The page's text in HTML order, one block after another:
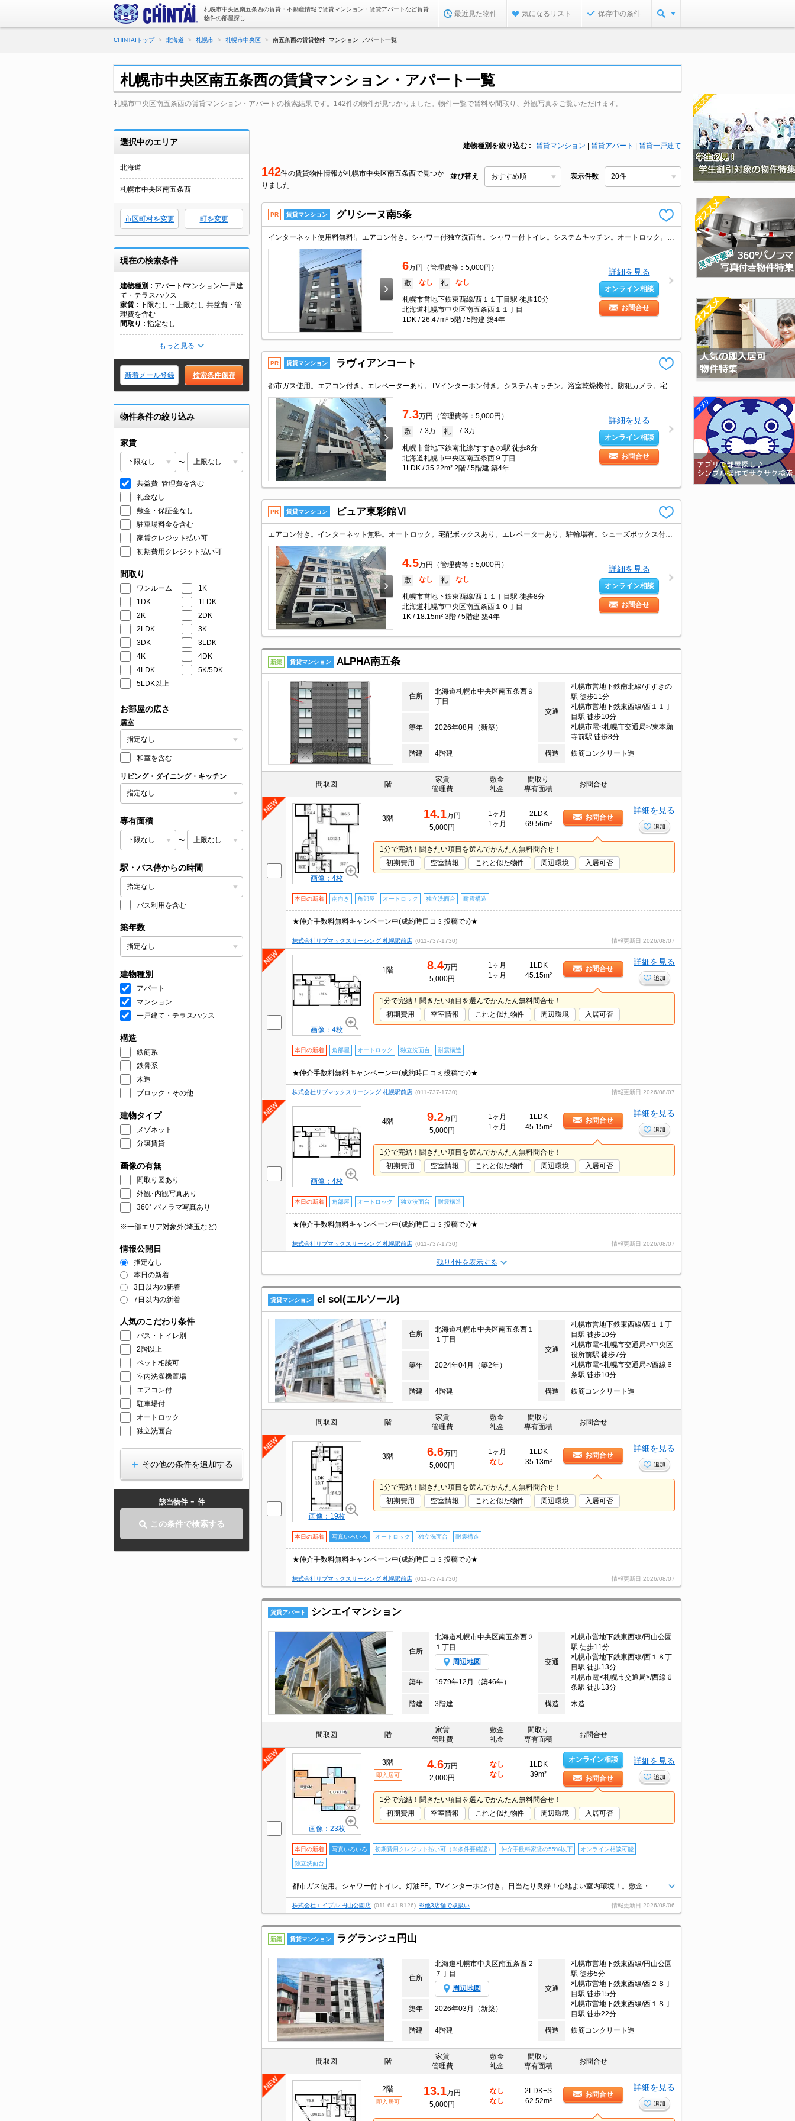
札幌市中央区南五条西の賃貸・不動産情報で賃貸マンション・賃貸アパートなど賃貸
物件の部屋探し
最近見た物件 気になるリスト 保存中の条件
CHINTAIトップ 北海道 札幌市 札幌市中央区 南五条西の賃貸物件･マンション･アパート一覧
札幌市中央区南五条西の賃貸マンション・アパート一覧
札幌市中央区南五条西の賃貸マンション・アパートの検索結果です。142件の物件が見つかりました。物件一覧で賃料や間取り、外観写真をご覧いただけます。
選択中のエリア
北海道
札幌市中央区南五条西
市区町村を変更 町を変更
現在の検索条件
建物種別
アパート/マンション/一戸建
て・テラスハウス
家賃
下限なし ~ 上限なし 共益費・管
理費を含む
間取り
指定なし
もっと見る
新着メール登録 検索条件保存
物件条件の絞り込み
家賃
〜
共益費･管理費を含む
礼金なし
敷金・保証金なし
駐車場料金を含む
家賃クレジット払い可
初期費用クレジット払い可
間取り
ワンルーム
1K
1DK
1LDK
2K
2DK
2LDK
3K
3DK
3LDK
4K
4DK
4LDK
5K/5DK
5LDK以上
お部屋の広さ
居室
和室を含む
リビング・ダイニング・キッチン
専有面積
〜
駅・バス停からの時間
バス利用を含む
築年数
建物種別
アパート
マンション
一戸建て・テラスハウス
構造
鉄筋系
鉄骨系
木造
ブロック・その他
建物タイプ
メゾネット
分譲賃貸
画像の有無
間取り図あり
外観･内観写真あり
360° パノラマ写真あり
※一部エリア対象外(埼玉など)
情報公開日
指定なし
本日の新着
3日以内の新着
7日以内の新着
人気のこだわり条件
バス・トイレ別
2階以上
ペット相談可
室内洗濯機置場
エアコン付
駐車場付
オートロック
独立洗面台
その他の条件を追加する
該当物件 - 件
この条件で検索する
建物種別を絞り込む 賃貸マンション 賃貸アパート 賃貸一戸建て
142件の賃貸物件情報が札幌市中央区南五条西で見つか
りました
並び替え 表示件数
PR 賃貸マンション グリシーヌ南5条
6万円（管理費等：5,000円）
敷 なし 礼 なし
札幌市営地下鉄東西線/西１１丁目駅 徒歩10分
北海道札幌市中央区南五条西１１丁目
1DK / 26.47m² 5階 / 5階建 築4年
詳細を見る
オンライン相談
お問合せ
PR 賃貸マンション ラヴィアンコート
7.3万円（管理費等：5,000円）
敷 7.3万 礼 7.3万
札幌市営地下鉄南北線/すすきの駅 徒歩8分
北海道札幌市中央区南五条西９丁目
1LDK / 35.22m² 2階 / 5階建 築4年
詳細を見る
オンライン相談
お問合せ
PR 賃貸マンション ピュア東彩館Ⅵ
4.5万円（管理費等：5,000円）
敷 なし 礼 なし
札幌市営地下鉄東西線/西１１丁目駅 徒歩8分
北海道札幌市中央区南五条西１０丁目
1K / 18.15m² 3階 / 5階建 築4年
詳細を見る
オンライン相談
お問合せ
新築 賃貸マンション ALPHA南五条
住所
北海道札幌市中央区南五条西９
丁目
交通
札幌市営地下鉄南北線/すすきの
駅 徒歩11分
札幌市営地下鉄東西線/西１１丁
目駅 徒歩10分
札幌市電<札幌市交通局>/東本願
寺前駅 徒歩8分
築年 2026年08月（新築）
階建 4階建 構造 鉄筋コンクリート造
間取図 階
家賃
管理費
敷金
礼金
間取り
専有面積
お問合せ
画像：4枚
3階 14.1万円
5,000円
1ヶ月
1ヶ月
2LDK
69.56m²
お問合せ
詳細を見る
追加
1分で完結！聞きたい項目を選んでかんたん無料問合せ！
初期費用
空室情報 これと似た物件 周辺環境 入居可否
本日の新着 南向き 角部屋 オートロック 独立洗面台 耐震構造
★仲介手数料無料キャンペーン中(成約時口コミ投稿で♪)★
株式会社リブマックスリーシング 札幌駅前店 (011-737-1730) 情報更新日 2026/08/07
画像：4枚
1階 8.4万円
5,000円
1ヶ月
1ヶ月
1LDK
45.15m²
お問合せ
詳細を見る
追加
1分で完結！聞きたい項目を選んでかんたん無料問合せ！
初期費用
空室情報 これと似た物件 周辺環境 入居可否
本日の新着 角部屋 オートロック 独立洗面台 耐震構造
★仲介手数料無料キャンペーン中(成約時口コミ投稿で♪)★
株式会社リブマックスリーシング 札幌駅前店 (011-737-1730) 情報更新日 2026/08/07
画像：4枚
4階 9.2万円
5,000円
1ヶ月
1ヶ月
1LDK
45.15m²
お問合せ
詳細を見る
追加
1分で完結！聞きたい項目を選んでかんたん無料問合せ！
初期費用
空室情報 これと似た物件 周辺環境 入居可否
本日の新着 角部屋 オートロック 独立洗面台 耐震構造
★仲介手数料無料キャンペーン中(成約時口コミ投稿で♪)★
株式会社リブマックスリーシング 札幌駅前店 (011-737-1730) 情報更新日 2026/08/07
残り4件を表示する
賃貸マンション el sol(エルソール)
住所
北海道札幌市中央区南五条西１
１丁目
交通
札幌市営地下鉄東西線/西１１丁
目駅 徒歩10分
札幌市電<札幌市交通局>/中央区
役所前駅 徒歩7分
札幌市電<札幌市交通局>/西線６
条駅 徒歩10分
築年 2024年04月（築2年）
階建 4階建 構造 鉄筋コンクリート造
間取図 階
家賃
管理費
敷金
礼金
間取り
専有面積
お問合せ
画像：19枚
3階 6.6万円
5,000円
1ヶ月
なし
1LDK
35.13m²
お問合せ
詳細を見る
追加
1分で完結！聞きたい項目を選んでかんたん無料問合せ！
初期費用
空室情報 これと似た物件 周辺環境 入居可否
本日の新着 写真いろいろ オートロック 独立洗面台 耐震構造
★仲介手数料無料キャンペーン中(成約時口コミ投稿で♪)★
株式会社リブマックスリーシング 札幌駅前店 (011-737-1730) 情報更新日 2026/08/07
賃貸アパート シンエイマンション
住所
北海道札幌市中央区南五条西２
１丁目
周辺地図 交通
札幌市営地下鉄東西線/円山公園
駅 徒歩11分
札幌市営地下鉄東西線/西１８丁
目駅 徒歩13分
札幌市電<札幌市交通局>/西線６
条駅 徒歩13分
築年 1979年12月（築46年）
階建 3階建 構造 木造
間取図 階
家賃
管理費
敷金
礼金
間取り
専有面積
お問合せ
画像：23枚
3階
即入居可
4.6万円
2,000円
なし
なし
1LDK
39m²
オンライン相談
お問合せ
詳細を見る
追加
1分で完結！聞きたい項目を選んでかんたん無料問合せ！
初期費用
空室情報 これと似た物件 周辺環境 入居可否
本日の新着 写真いろいろ 初期費用クレジット払い可（※条件要確認） 仲介手数料家賃の55%以下 オンライン相談可能
独立洗面台
株式会社エイブル 円山公園店 (011-641-8126) ※他3店舗で取扱い 情報更新日 2026/08/06
新築 賃貸マンション ラグランジュ円山
住所
北海道札幌市中央区南五条西２
７丁目
周辺地図 交通
札幌市営地下鉄東西線/円山公園
駅 徒歩5分
札幌市営地下鉄東西線/西２８丁
目駅 徒歩15分
札幌市営地下鉄東西線/西１８丁
目駅 徒歩22分
築年 2026年03月（新築）
階建 4階建 構造 鉄筋コンクリート造
間取図 階
家賃
管理費
敷金
礼金
間取り
専有面積
お問合せ
2階
即入居可
13.1万円
5,000円
なし
なし
2LDK+S
62.52m²
お問合せ
詳細を見る
追加